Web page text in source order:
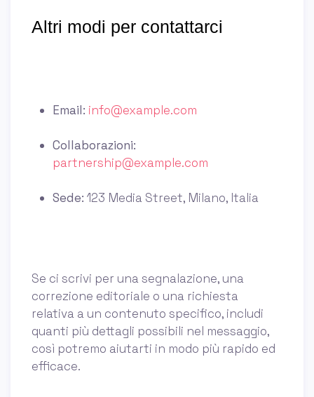
Altri modi per contattarci
Email: info@example.com
Collaborazioni:
partnership@example.com
Sede: 123 Media Street, Milano, Italia
Se ci scrivi per una segnalazione, una
correzione editoriale o una richiesta
relativa a un contenuto specifico, includi
quanti più dettagli possibili nel messaggio,
così potremo aiutarti in modo più rapido ed
efficace.